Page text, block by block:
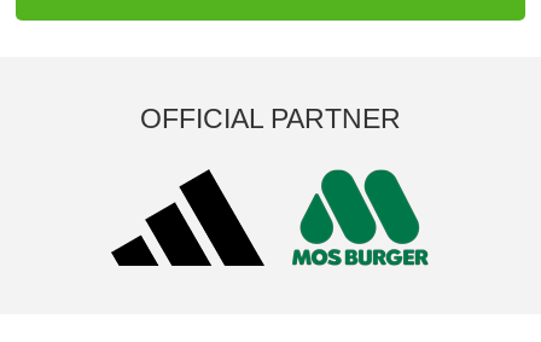
OFFICIAL PARTNER